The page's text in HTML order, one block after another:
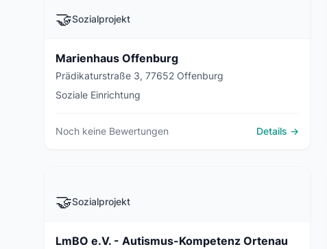
🤝Sozialprojekt
Marienhaus Offenburg
Prädikaturstraße 3, 77652 Offenburg
Soziale Einrichtung
Noch keine Bewertungen Details →
🤝Sozialprojekt
LmBO e.V. - Autismus-Kompetenz Ortenau